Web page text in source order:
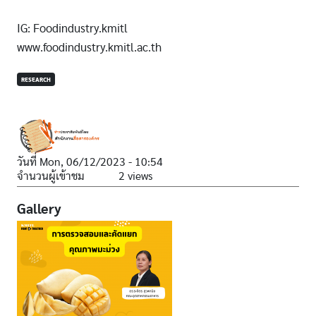
IG: Foodindustry.kmitl
www.foodindustry.kmitl.ac.th
RESEARCH
วันที่ Mon, 06/12/2023 - 10:54
จำนวนผู้เข้าชม
2 views
Gallery